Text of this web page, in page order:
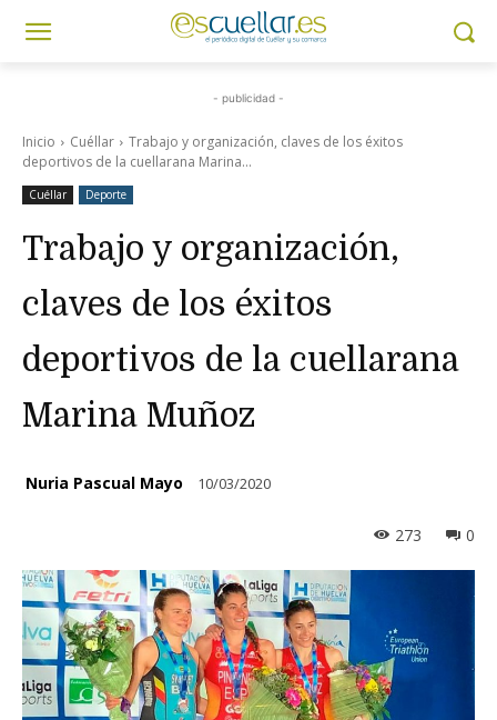
- publicidad -
Inicio Cuéllar
Trabajo y organización, claves de los éxitos
deportivos de la cuellarana Marina...
Cuéllar Deporte
Trabajo y organización,
claves de los éxitos
deportivos de la cuellarana
Marina Muñoz
Nuria Pascual Mayo 10/03/2020
0
273